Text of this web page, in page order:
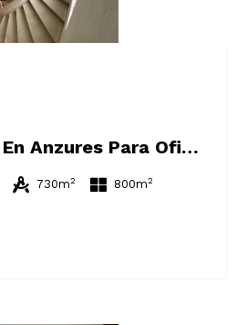
Casa En Renta En Anzures Para Oficina Con Amplio Uso De Suelo
730m2 800m2